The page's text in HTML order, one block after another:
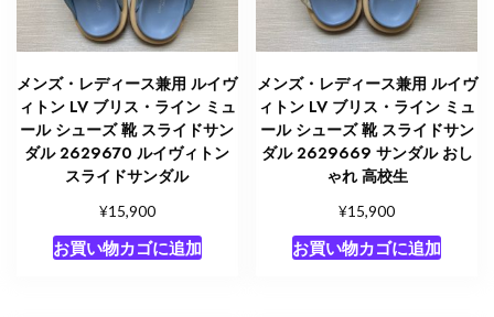
メンズ・レディース兼用 ルイヴ
ィトン LV ブリス・ライン ミュ
ール シューズ 靴 スライドサン
ダル 2629670 ルイヴィトン
スライドサンダル
¥15,900
お買い物カゴに追加
メンズ・レディース兼用 ルイヴ
ィトン LV ブリス・ライン ミュ
ール シューズ 靴 スライドサン
ダル 2629669 サンダル おし
ゃれ 高校生
¥15,900
お買い物カゴに追加